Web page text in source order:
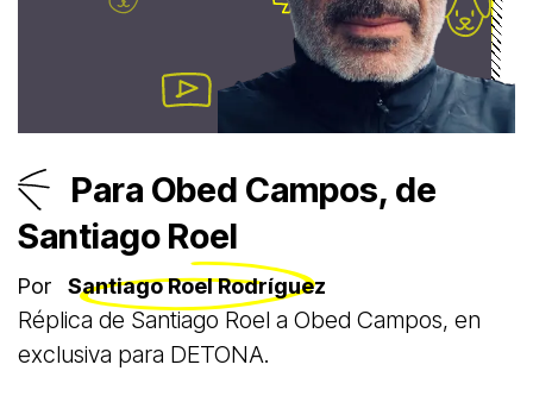
Para Obed Campos, de
Santiago Roel
Por Santiago Roel Rodríguez
Réplica de Santiago Roel a Obed Campos, en
exclusiva para DETONA.